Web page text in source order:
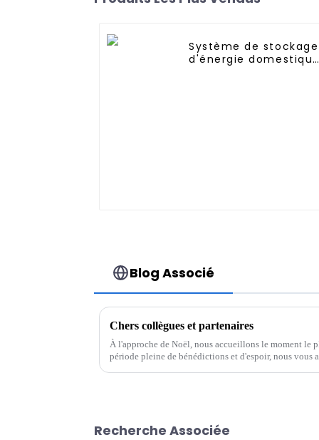
Système de stockage
d'énergie domestique
Blog Associé
Chers collègues et partenaires
À l'approche de Noël, nous accueillons le moment le
période pleine de bénédictions et d'espoir, nous vous
Recherche Associée